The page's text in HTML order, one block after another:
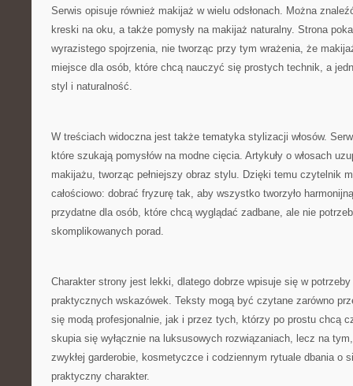
Serwis opisuje również makijaż w wielu odsłonach. Można
kreski na oku, a także pomysły na makijaż naturalny. Strona
wyrazistego spojrzenia, nie tworząc przy tym wrażenia, że
miejsce dla osób, które chcą nauczyć się prostych technik, a
styl i naturalność.
W treściach widoczna jest także tematyka stylizacji włosów.
które szukają pomysłów na modne cięcia. Artykuły o włosach
makijażu, tworząc pełniejszy obraz stylu. Dzięki temu czytelnik
całościowo: dobrać fryzurę tak, aby wszystko tworzyło
przydatne dla osób, które chcą wyglądać zadbane, ale nie
skomplikowanych porad.
Charakter strony jest lekki, dlatego dobrze wpisuje się w
praktycznych wskazówek. Teksty mogą być czytane zarówno
się modą profesjonalnie, jak i przez tych, którzy po prostu chcą
skupia się wyłącznie na luksusowych rozwiązaniach, lecz na
zwykłej garderobie, kosmetyczce i codziennym rytuale dbania o
praktyczny charakter.